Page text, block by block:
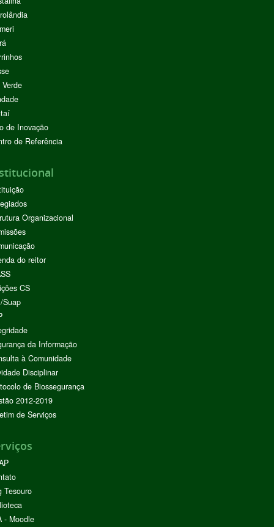
de Inovação
de Referência
Organizacional
do reitor
CS
Suap
da Informação
à Comunidade
Disciplinar
de Biossegurança
2012-2019
de Serviços
Tesouro
- Moodle